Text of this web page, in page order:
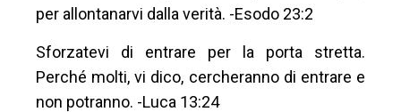
per allontanarvi dalla verità. -Esodo 23:2
Sforzatevi di entrare per la porta stretta.
Perché molti, vi dico, cercheranno di entrare e
non potranno. -Luca 13:24